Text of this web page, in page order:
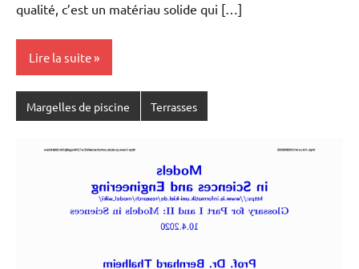
qualité, c’est un matériau solide qui […]
Lire la suite
Margelles de piscine Terrasses